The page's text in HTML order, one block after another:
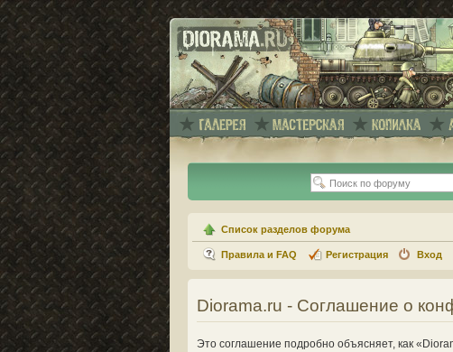
Список разделов форума
Правила и FAQ Регистрация Вход
Diorama.ru - Соглашение о
Это соглашение подробно объясняет, как